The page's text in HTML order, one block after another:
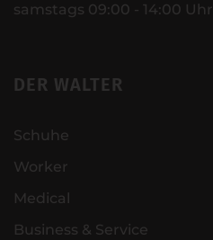
samstags 09:00 - 14:00 Uhr
DER WALTER
Schuhe
Worker
Medical
Business & Service